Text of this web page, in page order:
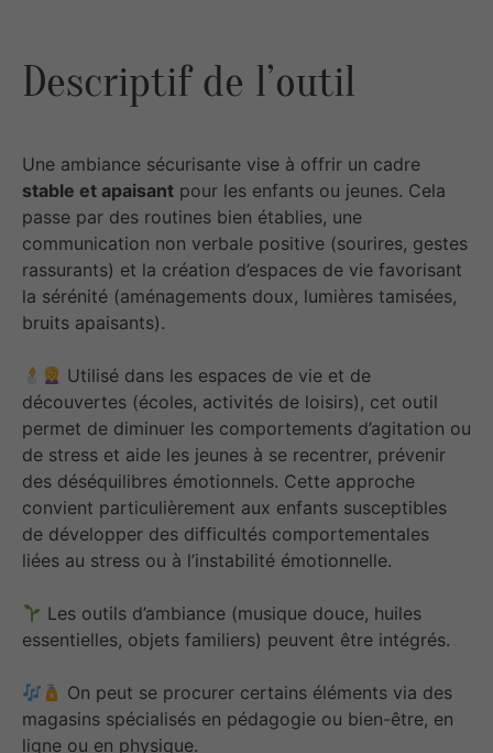
Descriptif de l’outil
Une ambiance sécurisante vise à offrir un cadre
stable et apaisant pour les enfants ou jeunes. Cela
passe par des routines bien établies, une
communication non verbale positive (sourires, gestes
rassurants) et la création d’espaces de vie favorisant
la sérénité (aménagements doux, lumières tamisées,
bruits apaisants).
Utilisé dans les espaces de vie et de
découvertes (écoles, activités de loisirs), cet outil
permet de diminuer les comportements d’agitation ou
de stress et aide les jeunes à se recentrer, prévenir
des déséquilibres émotionnels. Cette approche
convient particulièrement aux enfants susceptibles
de développer des difficultés comportementales
liées au stress ou à l’instabilité émotionnelle.
Les outils d’ambiance (musique douce, huiles
essentielles, objets familiers) peuvent être intégrés.
On peut se procurer certains éléments via des
magasins spécialisés en pédagogie ou bien-être, en
ligne ou en physique.